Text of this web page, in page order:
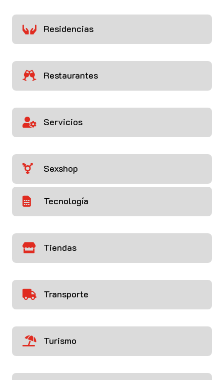
 Residencias
 Restaurantes
 Servicios
 Sexshop
 Tecnología
 Tiendas
 Transporte
 Turismo